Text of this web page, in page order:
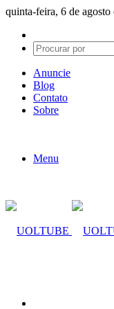
quinta-feira, 6 de agosto
skin
Anuncie
Blog
Contato
Sobre
Menu